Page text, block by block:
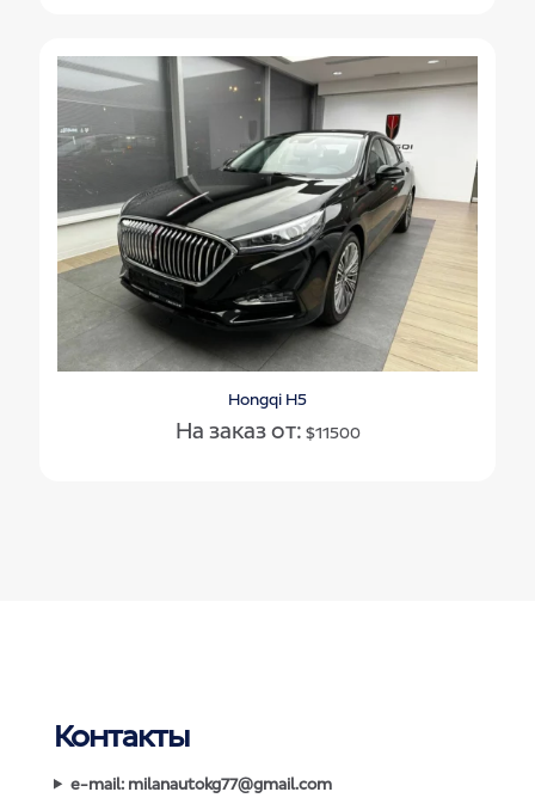
Hongqi H5
На заказ от: $11500
Контакты
e-mail: milanautokg77@gmail.com